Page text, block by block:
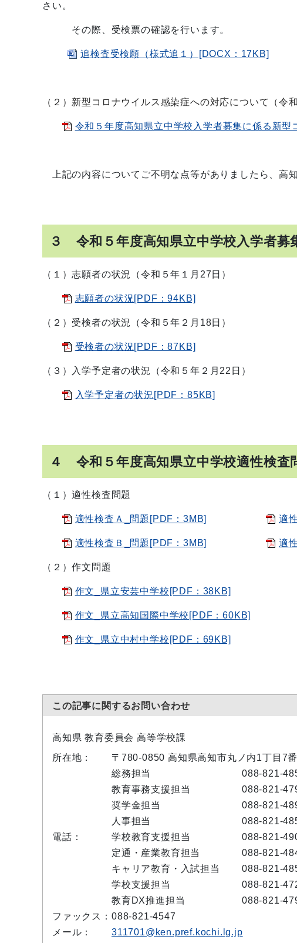
さい。
その際、受検票の確認を行います。
追検査受検願（様式追１）[DOCX：17KB]
（２）新型コロナウイルス感染症への対応について（令
令和５年度高知県立中学校入学者募集に係る新
上記の内容についてご不明な点等がありましたら、高
３ 令和５年度高知県立中学校入学者募
（１）志願者の状況（令和５年１月27日）
志願者の状況[PDF：94KB]
（２）受検者の状況（令和５年２月18日）
受検者の状況[PDF：87KB]
（３）入学予定者の状況（令和５年２月22日）
入学予定者の状況[PDF：85KB]
４ 令和５年度高知県立中学校適性検査
（１）適性検査問題
適性検査Ａ_問題[PDF：3MB] 適
適性検査Ｂ_問題[PDF：3MB] 適
（２）作文問題
作文_県立安芸中学校[PDF：38KB]
作文_県立高知国際中学校[PDF：60KB]
作文_県立中村中学校[PDF：69KB]
この記事に関するお問い合わせ
高知県 教育委員会 高等学校課
所在地：
〒780-0850 高知県高知市丸ノ内1丁目7
電話：
総務担当
088-821-
教育事務支援担当
088-821-
奨学金担当
088-821-
人事担当
088-821-
学校教育支援担当
088-821-
定通・産業教育担当
088-821-
キャリア教育・入試担当
088-821-
学校支援担当
088-821-
教育DX推進担当
088-821-
ファックス： 088-821-4547
メール：
311701@ken.pref.kochi.lg.jp